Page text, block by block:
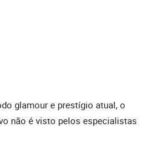
glamour e prestígio atual, o
não é visto pelos especialistas